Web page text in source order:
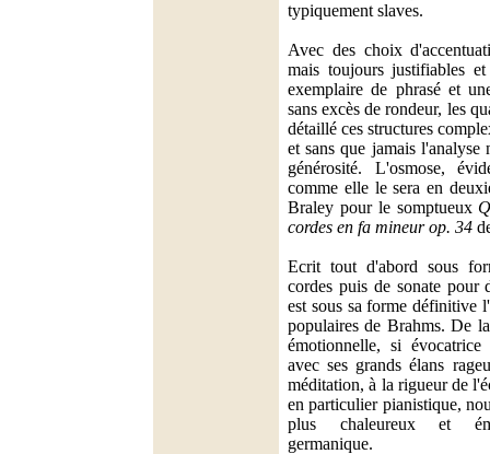
typiquement slaves.
Avec des choix
mais toujours justifiables
exemplaire de phrasé et
sans excès de rondeur, les
détaillé ces structures
et sans que jamais l'analyse
générosité. L'osmose,
comme elle le sera en
Braley pour le somptueux
cordes en fa mineur op. 34
Ecrit tout d'abord sous
cordes puis de sonate pour
est sous sa forme définitive
populaires de Brahms. De
émotionnelle, si
avec ses grands élans
méditation, à la rigueur de
en particulier pianistique,
plus chaleureux et
germanique.